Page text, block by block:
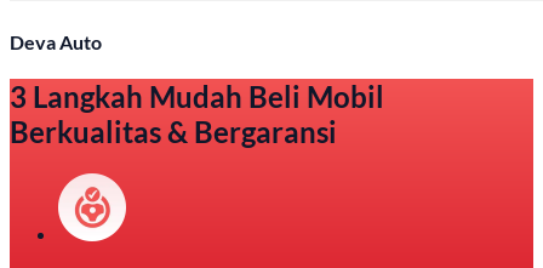
Deva Auto
3 Langkah Mudah Beli Mobil
Berkualitas & Bergaransi